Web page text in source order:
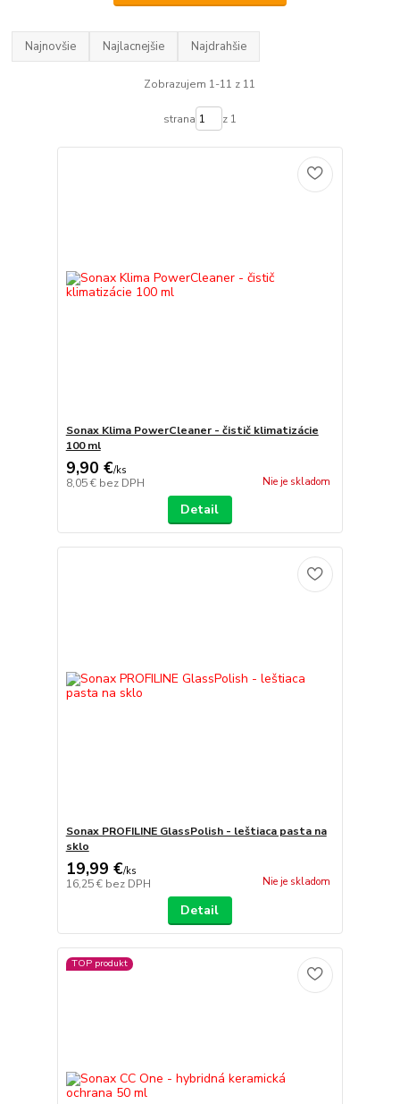
Najnovšie Najlacnejšie Najdrahšie
Zobrazujem 1-11 z 11
strana z 1
Sonax Klima PowerCleaner - čistič klimatizácie
100 ml
9,90 €/ks
8,05 € bez DPH Nie je skladom
Detail
Sonax PROFILINE GlassPolish - leštiaca pasta na
sklo
19,99 €/ks
16,25 € bez DPH Nie je skladom
Detail
TOP produkt